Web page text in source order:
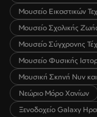
Μουσείο Εικαστικών
Μουσείο Σχολικής
Μουσείο Σύγχρονης
Μουσείο Φυσικής
Μουσική Σκηνή Νυν και
Νεώριο Μόρο Χανίων
Ξενοδοχείο Galaxy